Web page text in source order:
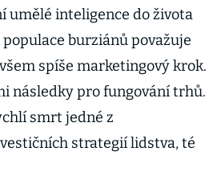
umělé inteligence do života
burziánů považuje
spíše marketingový krok.
následky pro fungování trhů.
smrt jedné z
strategií lidstva, té